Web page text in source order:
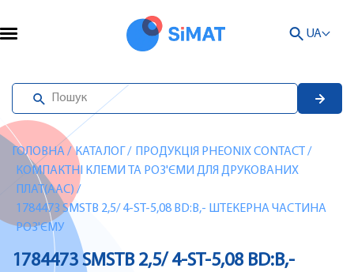
UA
ГОЛОВНА/ КАТАЛОГ / ПРОДУКЦІЯ PHEONIX CONTACT /
КОМПАКТНІ КЛЕМИ ТА РОЗ'ЄМИ ДЛЯ ДРУКОВАНИХ
ПЛАТ(AAC) /
1784473 SMSTB 2,5/ 4-ST-5,08 BD:B,- ШТЕКЕРНА ЧАСТИНА
РОЗ'ЄМУ
1784473 SMSTB 2,5/ 4-ST-5,08 BD:B,-